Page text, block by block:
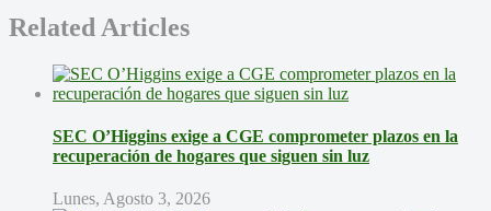
Related Articles
SEC O’Higgins exige a CGE comprometer plazos en la
recuperación de hogares que siguen sin luz
Lunes, Agosto 3, 2026